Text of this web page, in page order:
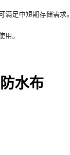
满足中短期存储需求。
用。
水布